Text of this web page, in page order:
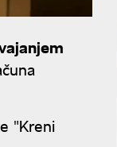
"Kreni